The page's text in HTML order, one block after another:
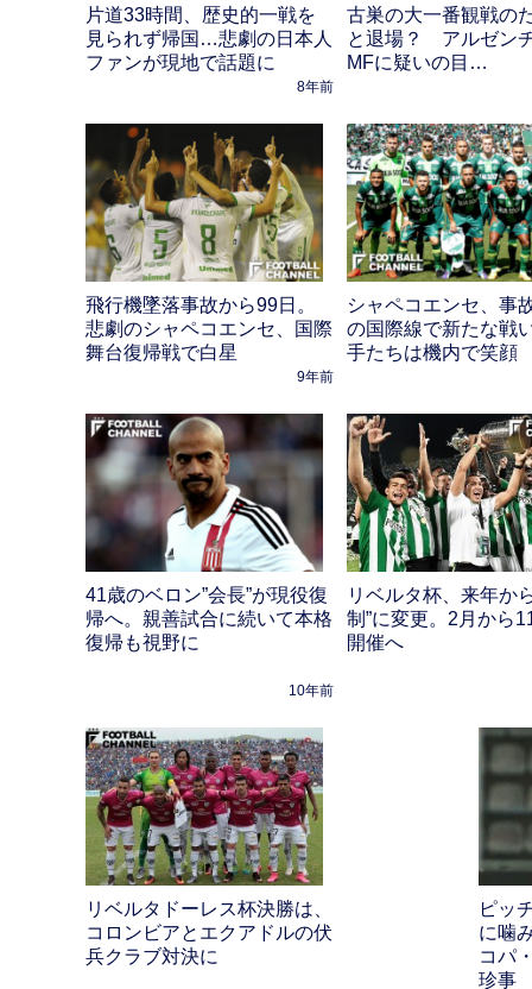
片道33時間、歴史的一戦を
見られず帰国…悲劇の日本人
ファンが現地で話題に
8年前
古巣の大一番観戦の
と退場？ アルゼン
MFに疑いの目…
飛行機墜落事故から99日。
悲劇のシャペコエンセ、国際
舞台復帰戦で白星
9年前
シャペコエンセ、事
の国際線で新たな戦
手たちは機内で笑顔
41歳のベロン”会長”が現役復
帰へ。親善試合に続いて本格
復帰も視野に
10年前
リベルタ杯、来年か
制”に変更。2月から
開催へ
リベルタドーレス杯決勝は、
コロンビアとエクアドルの伏
兵クラブ対決に
ピッ
に噛
コパ
珍事